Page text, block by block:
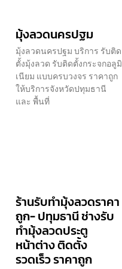
มุ้งลวดนครปฐม
มุ้งลวดนครปฐม บริการ รับติด
ตั้งมุ้งลวด รับติดตั้งกระจกอลูมิ
เนียม แบบครบวงจร ราคาถูก
ให้บริการจังหวัดปทุมธานี
และ พื้นที่
ร้านรับทำมุ้งลวดราคา
ถูก- ปทุมธานี ช่างรับ
ทำมุ้งลวดประตู
หน้าต่าง ติดตั้ง
รวดเร็ว ราคาถูก